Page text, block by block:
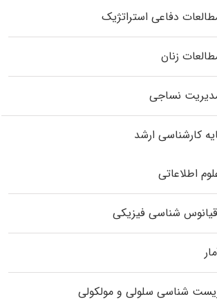
دفاعی استراتژیک
زنان
نساجی
کارشناسی ارشد
اطلاعاتی
شناسی فیزیکی
شناسی سلولی و مولکولی